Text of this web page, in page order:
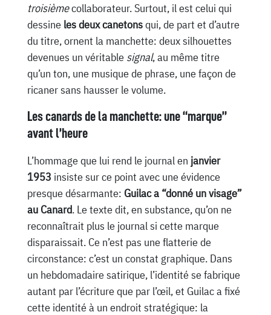
troisièmecollaborateur. Surtout, il est celui qui
dessine les deux canetonsqui, de part et d’autre
du titre, ornent la manchette: deux silhouettes
devenues un véritable signal, au même titre
qu’un ton, une musique de phrase, une façon de
ricaner sans hausser le volume.
Les canards de la manchette: une “marque”
avant l’heure
L’hommage que lui rend le journal en janvier
1953 insiste sur ce point avec une évidence
presque désarmante: Guilac a “donné un visage”
au Canard. Le texte dit, en substance, qu’on ne
reconnaîtrait plus le journal si cette marque
disparaissait. Ce n’est pas une flatterie de
circonstance: c’est un constat graphique. Dans
un hebdomadaire satirique, l’identité se fabrique
autant par l’écriture que par l’œil, et Guilac a fixé
cette identité à un endroit stratégique: la